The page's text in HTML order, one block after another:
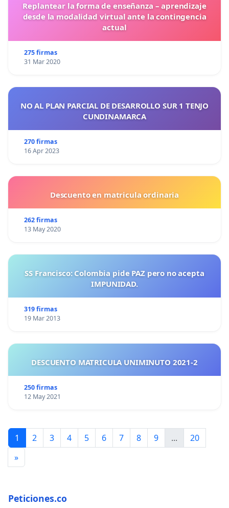
Replantear la forma de enseñanza – aprendizaje
desde la modalidad virtual ante la contingencia
actual
275 firmas
31 Mar 2020
NO AL PLAN PARCIAL DE DESARROLLO SUR 1 TENJO
CUNDINAMARCA
270 firmas
16 Apr 2023
Descuento en matricula ordinaria
262 firmas
13 May 2020
SS Francisco: Colombia pide PAZ pero no acepta
IMPUNIDAD.
319 firmas
19 Mar 2013
DESCUENTO MATRICULA UNIMINUTO 2021-2
250 firmas
12 May 2021
1 2 3 4 5 6 7 8 9 ...
20
»
Peticiones.co